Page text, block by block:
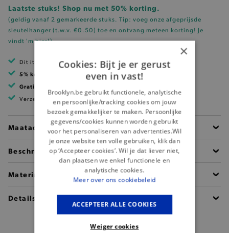
Laatste stuks! Shop nu met 50% korting.
(geldig vanaf 2 gemarkeerde stuks. Tip: voeg onze afgeprijsde
sleutelhanger (t.w.v. €0.50) toe en ontvang meteen korting! Je
vindt 'm hier!)
Dit item is betaalbaar met Ecocheques
5% korting met klantenkaart
Gratis verzending
Verzending binnen 1 à 2 werkdagen
Maatadvies
Beschrijving
Materiaal
Details
×
Cookies: Bijt je er gerust
even in vast!
Brooklyn.be gebruikt functionele, analytische
en persoonlijke/tracking cookies om jouw
bezoek gemakkelijker te maken. Persoonlijke
gegevens/cookies kunnen worden gebruikt
voor het personaliseren van advertenties.Wil
je onze website ten volle gebruiken, klik dan
op ‘Accepteer cookies’. Wil je dat liever niet,
dan plaatsen we enkel functionele en
analytische cookies.
Meer over ons cookiebeleid
ACCEPTEER ALLE COOKIES
Weiger cookies